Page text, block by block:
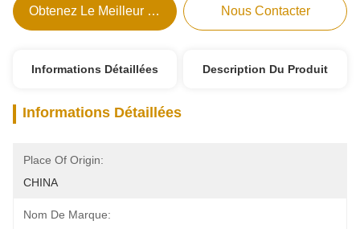
Obtenez Le Meilleur Prix Nous Contacter
Informations Détaillées Description Du Produit
Informations Détaillées
Place Of Origin:
CHINA
Nom De Marque: